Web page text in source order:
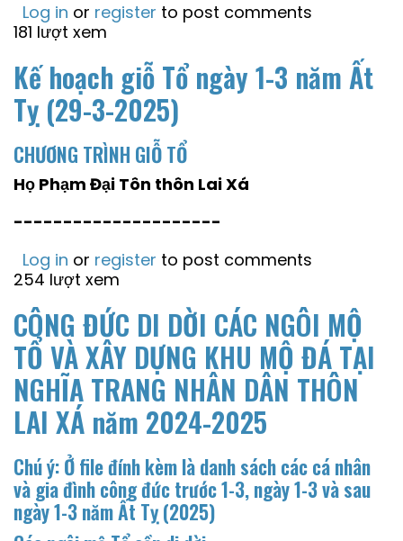
Log in or register to post comments
181 lượt xem
Kế hoạch giỗ Tổ ngày 1-3 năm Ất
Tỵ (29-3-2025)
CHƯƠNG TRÌNH GIỖ TỔ
Họ Phạm Đại Tôn thôn Lai Xá
---------------------
Log in or register to post comments
254 lượt xem
CÔNG ĐỨC DI DỜI CÁC NGÔI MỘ
TỔ VÀ XÂY DỰNG KHU MỘ ĐÁ TẠI
NGHĨA TRANG NHÂN DÂN THÔN
LAI XÁ năm 2024-2025
Chú ý: Ở file đính kèm là danh sách các cá nhân
và gia đình công đức trước 1-3, ngày 1-3 và sau
ngày 1-3 năm Ất Tỵ (2025)